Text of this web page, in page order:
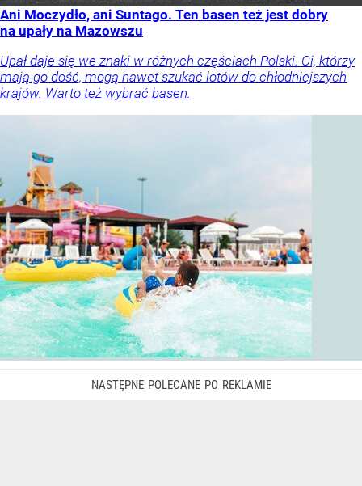
Ani Moczydło, ani Suntago. Ten basen też jest dobry
na upały na Mazowszu
Upał daje się we znaki w różnych częściach Polski. Ci, którzy
mają go dość, mogą nawet szukać lotów do chłodniejszych
krajów. Warto też wybrać basen.